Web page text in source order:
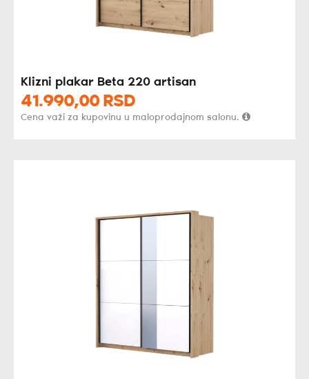
Klizni plakar Beta 220 artisan
41.990,00 RSD
Cena važi za kupovinu u maloprodajnom salonu.